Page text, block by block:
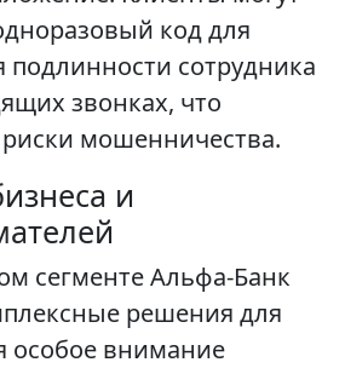
код для
сотрудника
звонках, что
мошенничества.
и
сегменте Альфа-Банк
решения для
особое внимание